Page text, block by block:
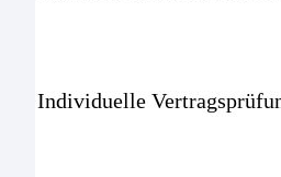
Individuelle